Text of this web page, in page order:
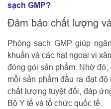
sạch GMP?
Đảm bảo chất lượng
Phòng sạch GMP giúp
khuẩn và các hạt ngoại vi
đóng gói sản phẩm. Nhờ
mỗi sản phẩm đầu ra đạt
chất lượng tuyệt đối, đáp
Bộ Y tế và tổ chức quốc tế.